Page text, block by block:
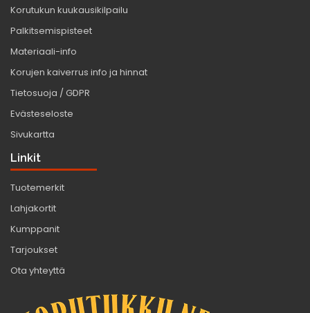
Korutukun kuukausikilpailu
Palkitsemispisteet
Materiaali-info
Korujen kaiverrus info ja hinnat
Tietosuoja / GDPR
Evästeseloste
Sivukartta
Linkit
Tuotemerkit
Lahjakortit
Kumppanit
Tarjoukset
Ota yhteyttä